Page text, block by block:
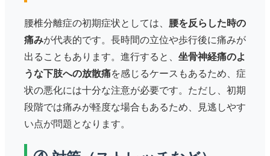
腰椎分離症の初期症状としては、 腰を反らした時の
痛みが代表的です。長時間の立位や歩行後に痛みが
出ることもあります。進行すると、 坐骨神経痛のよ
うな下肢への放散痛を感じるケースもあるため、症
状の悪化には十分な注意が必要です。ただし、初期
段階では痛みが軽度な場合もあるため、見逃しやす
い点が問題となります。